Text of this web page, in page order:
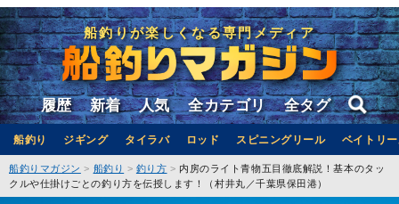
船釣りが楽しくなる専門メディア
履歴 新着 人気 全カテゴリ 全タグ
船釣り ジギング タイラバ ロッド スピニングリール ベイトリ
船釣りマガジン 船釣り 釣り方
内房のライト青物五目徹底解説！基本のタッ
クルや仕掛けごとの釣り方を伝授します！（村井丸／千葉県保田港）